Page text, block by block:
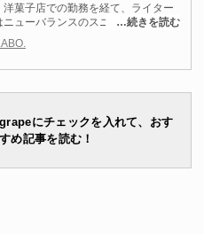
菓子店での勤務を経て、ライター
ニューバランスのスニーカーをメイ
趣味です。セブンイレブンを始め
物についての情報を発信中です。
…続きを読む
grapeにチェックを入れて、おす
すめ記事を読む！